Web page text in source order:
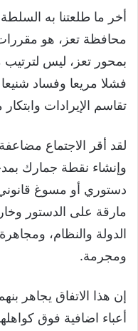
أخر ما طلعتنا به
محافظة تعز، هو
بمحور تعز، ليس لترتيب
فشلا مريعا وفساد شنيعا
تقاسم الإيرادات
لقد أقر الاجتماع
وإنشاء نقطة جمارك
دستوري أو مسوغ
مارقة على الدستور
الدولة والنظام،
ومجرمة.
إن هذا الاتفاق يجاهر
أعباء اضافية فوق